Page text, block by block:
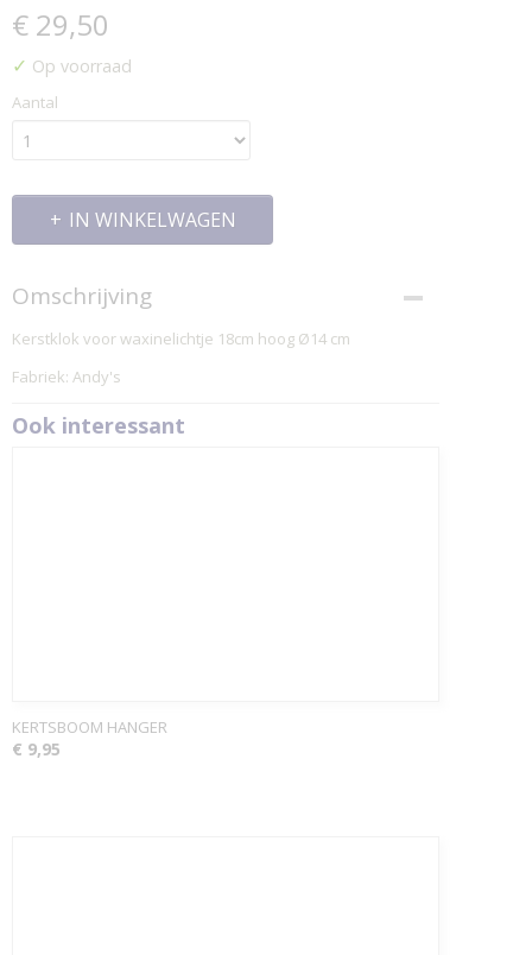
€ 29,50
✓ Op voorraad
Aantal
IN WINKELWAGEN
Omschrijving
Kerstklok voor waxinelichtje 18cm hoog Ø14 cm
Fabriek: Andy's
Ook interessant
KERTSBOOM HANGER
€ 9,95